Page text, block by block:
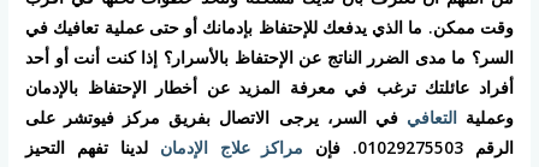
وقت ممكن. ما الذي يدفعك للإحتفاظ بإدمانك أو حتى عملية تعافيك في
السر؟ ما مدى الضرر الناتج عن الإحتفاظ بالأسرار؟ إذا كنت أنت أو أحد
أفراد عائلتك ترغب في معرفة المزيد عن أخطار الإحتفاظ بالإدمان
وعمليةالتعافي في السر، يرجى الاتصال بفريق مركز فيوتشر على
الرقم 01029275503. فإن
مراكز علاج الإدمان لدينا تفهم التحيز